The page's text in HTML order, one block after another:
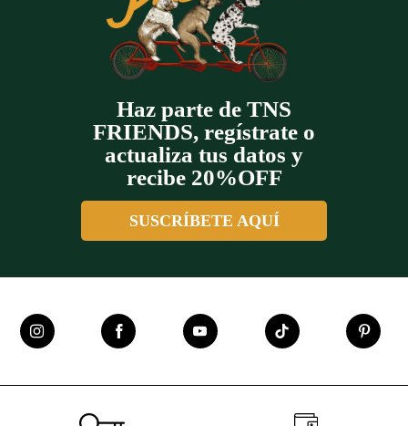
Haz parte de TNS
FRIENDS, regístrate o
actualiza tus datos y
recibe 20%OFF
SUSCRÍBETE AQUÍ